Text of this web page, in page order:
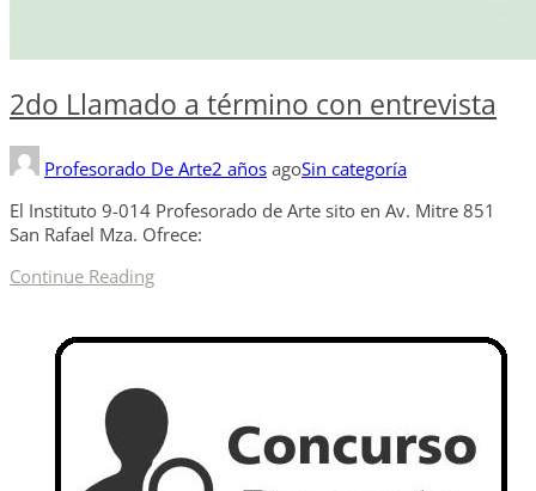
2do Llamado a término con entrevista
Profesorado De Arte2 años agoSin categoría
El Instituto 9-014 Profesorado de Arte sito en Av. Mitre 851
San Rafael Mza. Ofrece:
Continue Reading